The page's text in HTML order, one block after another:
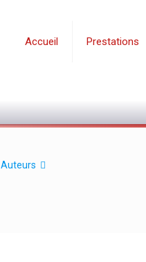
Accueil Prestations
Auteurs